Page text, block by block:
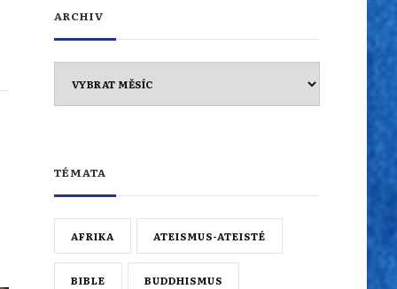
ARCHIV
TÉMATA
AFRIKA ATEISMUS-ATEISTÉ
BIBLE BUDDHISMUS